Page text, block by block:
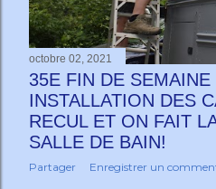
octobre 02, 2021
35E FIN DE
INSTALLATION DES
RECUL ET ON FAIT
SALLE DE BAIN!
Partager Enregistrer un